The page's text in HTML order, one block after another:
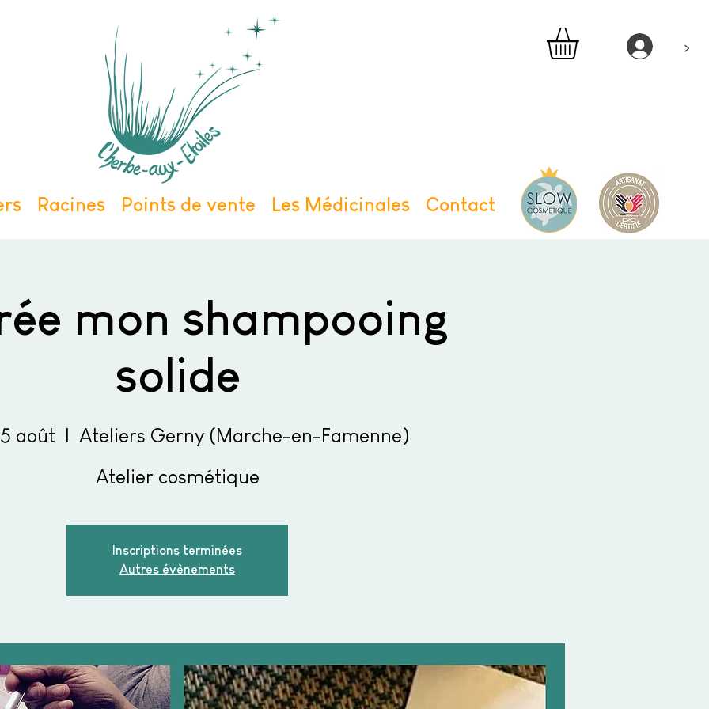
Racines Points de vente Les Médicinales Contact
>
mon shampooing
solide
août
  |
Ateliers Gerny (Marche-en-Famenne)
Atelier cosmétique
Inscriptions terminées
Autres évènements